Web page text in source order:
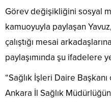
Görev değişikliğini sosyal
kamuoyuyla paylaşan
çalıştığı mesai
paylaşımında şu ifadelere
“Sağlık İşleri Daire
Ankara İl Sağlık